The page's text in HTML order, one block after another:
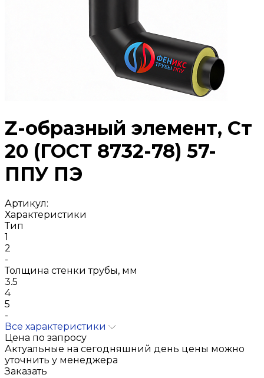
Z-образный элемент, Ст
20 (ГОСТ 8732-78) 57-
ППУ ПЭ
Артикул:
Характеристики
Тип
1
2
-
Толщина стенки трубы, мм
3.5
4
5
-
Все характеристики
Цена по запросу
Актуальные на сегодняшний день цены можно
уточнить у менеджера
Заказать